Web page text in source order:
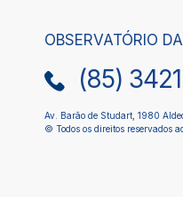
OBSERVATÓRIO
(85)
Av. Barão de Studart, 1980
© Todos os direitos reservados